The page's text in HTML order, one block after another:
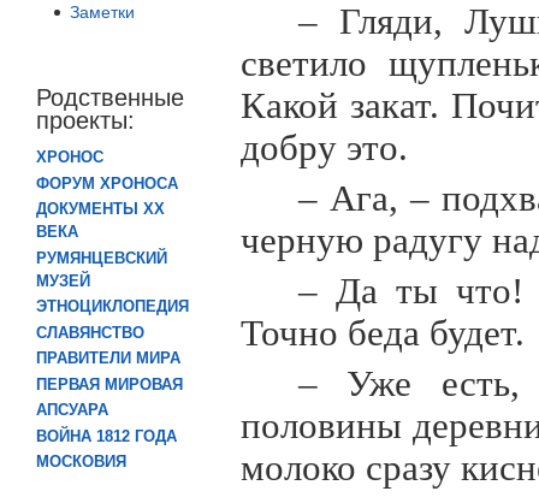
Заметки
Родственные
проекты:
ХРОНОС
ФОРУМ ХРОНОСА
ДОКУМЕНТЫ XX
ВЕКА
РУМЯНЦЕВСКИЙ
МУЗЕЙ
ЭТНОЦИКЛОПЕДИЯ
СЛАВЯНСТВО
ПРАВИТЕЛИ МИРА
ПЕРВАЯ МИРОВАЯ
АПСУАРА
ВОЙНА 1812 ГОДА
МОСКОВИЯ
– Гляди,
светило
Какой закат.
добру это.
– Ага, –
черную радугу
– Да ты что!
Точно беда будет.
– Уже есть,
половины
молоко сразу